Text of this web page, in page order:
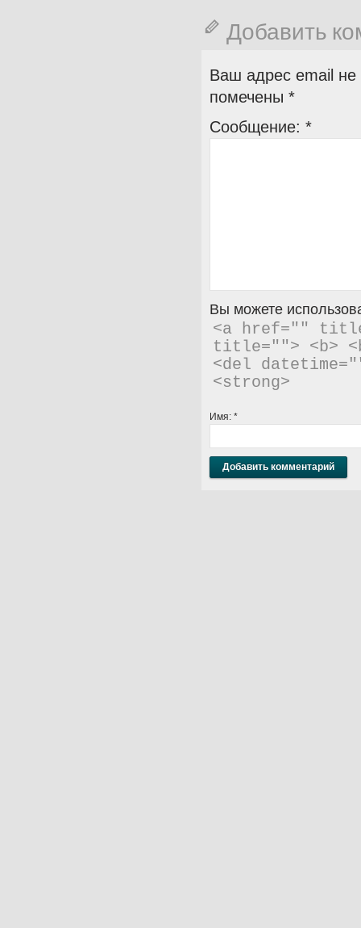
Добавить
Ваш адрес email не
помечены *
Сообщение: *
Вы можете
<a href=""
title=""> <b>
<del
<strong>
Имя: *